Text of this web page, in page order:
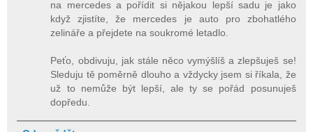
na mercedes a pořídit si nějakou lepší sadu je jako
když zjistíte, že mercedes je auto pro zbohatlého
zelináře a přejdete na soukromé letadlo.
Peťo, obdivuju, jak stále něco vymýšlíš a zlepšuješ se!
Sleduju tě poměrně dlouho a vždycky jsem si říkala, že
už to nemůže být lepší, ale ty se pořád posunuješ
dopředu.